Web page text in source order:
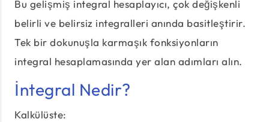
Bu gelişmiş integral hesaplayıcı, çok değişkenli
belirli ve belirsiz integralleri anında basitleştirir.
Tek bir dokunuşla karmaşık fonksiyonların
integral hesaplamasında yer alan adımları alın.
İntegral Nedir?
Kalkülüste: